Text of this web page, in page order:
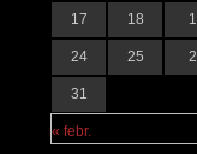
« febr.
17 18
24 25
31